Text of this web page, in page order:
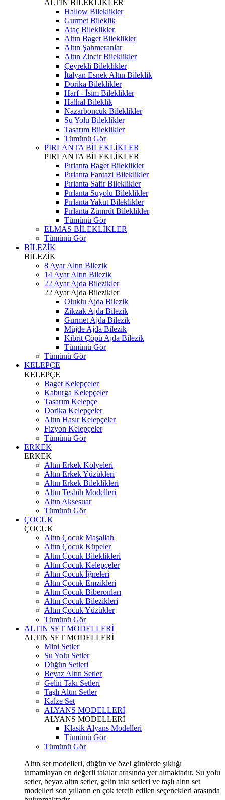
ALTIN BİLEKLİKLER
Hallow Bileklikler
Gurmet Bileklik
Ataç Bileklikler
Altın Baget Bileklikler
Altın Şahmeranlar
Altın Zincir Bileklikler
Çeyrekli Bileklikler
İtalyan Esnek Altın Bileklik
Dorika Bileklikler
Harf - İsim Bileklikler
Halhal Bileklik
Nazarboncuk Bileklikler
Su Yolu Bileklikler
Tasarım Bileklikler
Tümünü Gör
PIRLANTA BİLEKLİKLER
PIRLANTA BİLEKLİKLER
Pırlanta Baget Bileklikler
Pırlanta Fantazi Bileklikler
Pırlanta Safir Bileklikler
Pırlanta Suyolu Bileklikler
Pırlanta Yakut Bileklikler
Pırlanta Zümrüt Bileklikler
Tümünü Gör
ELMAS BİLEKLİKLER
Tümünü Gör
BİLEZİK
BİLEZİK
8 Ayar Altın Bilezik
14 Ayar Altın Bilezik
22 Ayar Ajda Bilezikler
22 Ayar Ajda Bilezikler
Oluklu Ajda Bilezik
Zikzak Ajda Bilezik
Gurmet Ajda Bilezik
Müjde Ajda Bilezik
Kibrit Çöpü Ajda Bilezik
Tümünü Gör
Tümünü Gör
KELEPÇE
KELEPÇE
Baget Kelepçeler
Kaburga Kelepçeler
Tasarım Kelepçe
Dorika Kelepçeler
Altın Hasır Kelepçeler
Fizyon Kelepçeler
Tümünü Gör
ERKEK
ERKEK
Altın Erkek Kolyeleri
Altın Erkek Yüzükleri
Altın Erkek Bileklikleri
Altın Tesbih Modelleri
Altın Aksesuar
Tümünü Gör
ÇOCUK
ÇOCUK
Altın Çocuk Maşallah
Altın Çocuk Küpeler
Altın Çocuk Bileklikleri
Altın Çocuk Kelepçeler
Altın Çocuk İğneleri
Altın Çocuk Emzikleri
Altın Çocuk Biberonları
Altın Çocuk Bilezikleri
Altın Çocuk Yüzükler
Tümünü Gör
ALTIN SET MODELLERİ
ALTIN SET MODELLERİ
Mini Setler
Su Yolu Setler
Düğün Setleri
Beyaz Altın Setler
Gelin Takı Setleri
Taşlı Altın Setler
Kalze Set
ALYANS MODELLERİ
ALYANS MODELLERİ
Klasik Alyans Modelleri
Tümünü Gör
Tümünü Gör
Altın set modelleri, düğün ve özel günlerde şıklığı
tamamlayan en değerli takılar arasında yer almaktadır. Su yolu
setler, beyaz altın setler, gelin takı setleri ve taşlı altın set
modelleri son yılların en çok tercih edilen seçenekleri arasında